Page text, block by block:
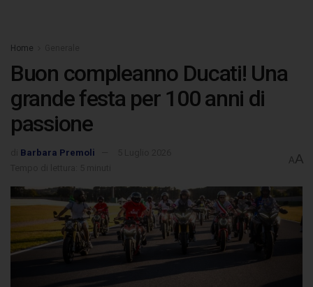
Home
Buon compleanno Ducati! Una
grande festa per 100 anni di
passione
Barbara Premoli
AA